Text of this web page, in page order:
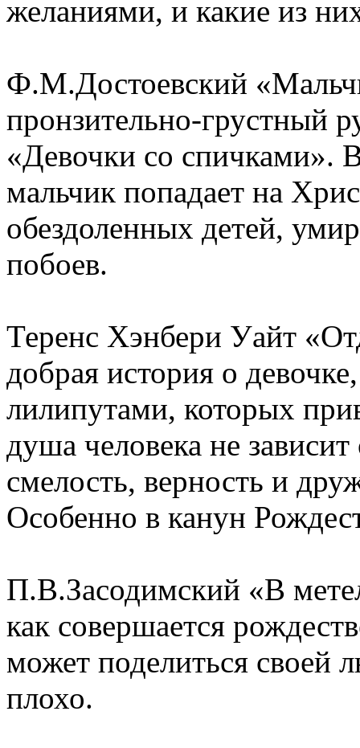
желаниями, и какие из
Ф.М.Достоевский
пронзительно-грустный
«Девочки со спичками».
мальчик попадает на
обездоленных детей,
побоев.
Теренс Хэнбери Уайт
добрая история о
лилипутами, которых
душа человека не
смелость, верность и
Особенно в канун
П.В.Засодимский «В
как совершается
может поделиться своей
плохо.